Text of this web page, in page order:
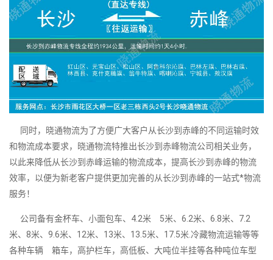
同时，晓通物流为了方便广大客户从长沙到赤峰的不同运输时效
和物流成本要求，晓通物流特推出长沙到赤峰物流公司相关业务，
以此来降低从长沙到赤峰运输的物流成本，提高长沙到赤峰的物流
效率，以便为新老客户提供更加完善的从长沙到赤峰的一站式*物流
服务！
公司备有金杯车、小面包车、4.2米 5米、6.2米、6.8米、7.2
米、8米、9.6米、12米、13米、13.5米、17.5米.冷藏物流运输等等
各种车辆 箱车，高护栏车，高低板、大吨位半挂等各种吨位车型